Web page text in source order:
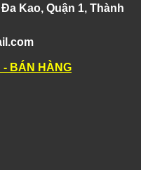
Kao, Quận 1, Thành
- BÁN HÀNG